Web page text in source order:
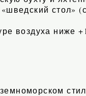
стол»
воздуха ниже